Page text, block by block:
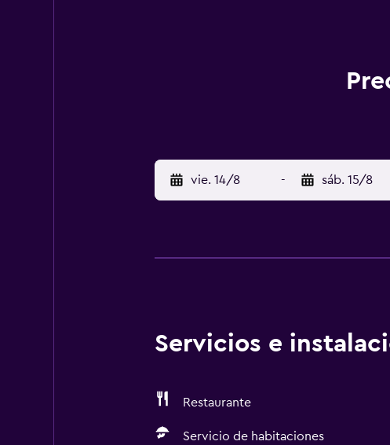
impuestos no estén incluidos. Importes
momento Puede aplicarse un cargo por
documento de identidad con foto
momento del check-in y pueden
habitaciones del establecimiento no
habitaciones disponibles. El personal de
en el establecimiento El
vie. 14/8 - sáb. 15/8
Servicios e
Restaurante
Servicio de habitaciones